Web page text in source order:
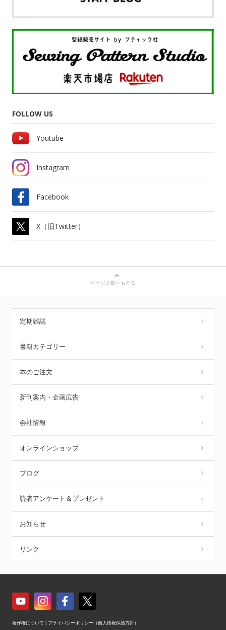
FOLLOW US
Youtube
Instagram
Facebook
X（旧Twitter）
ページ上部へもどる
定期雑誌
書籍カテゴリー
本のご注文
新刊案内・企画広告
会社情報
オンラインショップ
ブログ
読者アンケート＆プレゼント
お知らせ
リンク
著作権について プライバシーポリシー（個人情報保護方針）